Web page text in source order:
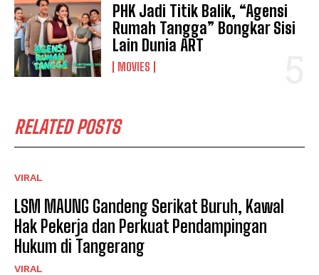
PHK Jadi Titik Balik, “Agensi
Rumah Tangga” Bongkar Sisi
Lain Dunia ART
MOVIES
RELATED POSTS
VIRAL
LSM MAUNG Gandeng Serikat Buruh, Kawal
Hak Pekerja dan Perkuat Pendampingan
Hukum di Tangerang
VIRAL